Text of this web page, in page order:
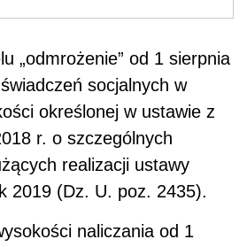
„odmrożenie” od 1 sierpnia
socjalnych w
określonej w ustawie z
r. o szczególnych
realizacji ustawy
2019 (Dz. U. poz. 2435).
naliczania od 1